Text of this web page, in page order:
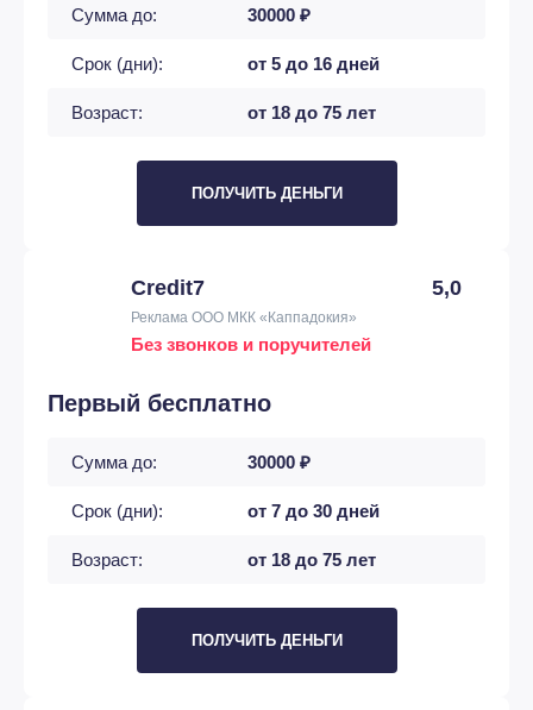
Сумма до: 30000 ₽
Срок (дни): от 5 до 16 дней
Возраст: от 18 до 75 лет
ПОЛУЧИТЬ ДЕНЬГИ
Credit7 5,0
Реклама ООО МКК «Каппадокия»
Без звонков и поручителей
Первый бесплатно
Сумма до: 30000 ₽
Срок (дни): от 7 до 30 дней
Возраст: от 18 до 75 лет
ПОЛУЧИТЬ ДЕНЬГИ